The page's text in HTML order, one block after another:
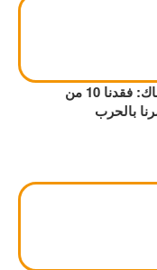
الشاباك: فقدنا 10 من
بالحرب